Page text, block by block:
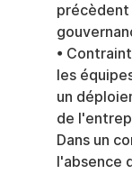
précèdent
•
les
un
de
Dans un
l'absence